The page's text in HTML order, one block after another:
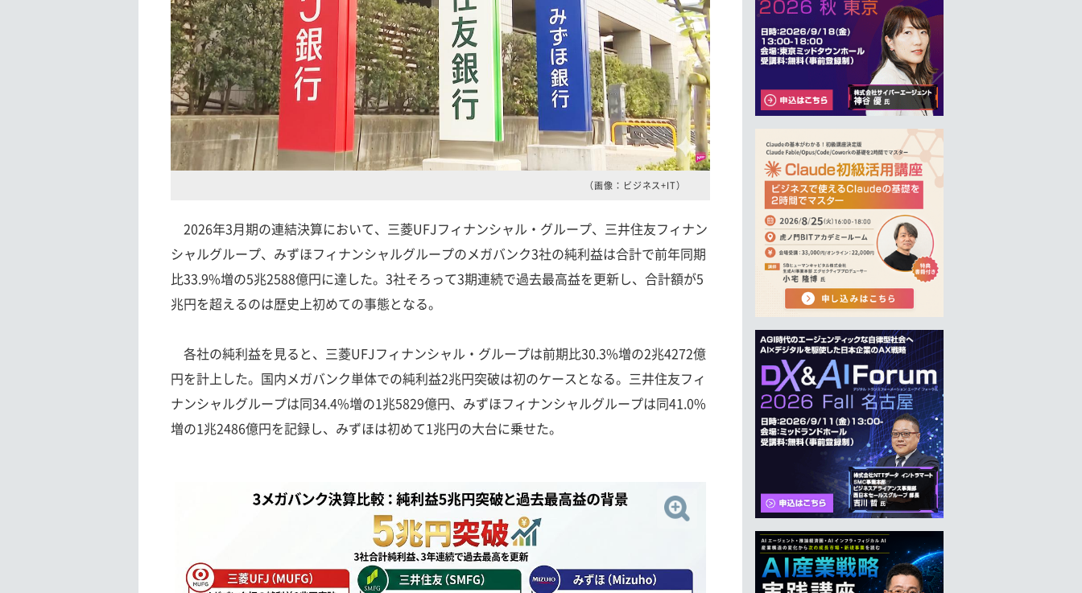
（画像：ビジネス+IT）
2026年3月期の連結決算において、三菱UFJフィナンシャル・グループ、三井住友フィナン
シャルグループ、みずほフィナンシャルグループのメガバンク3社の純利益は合計で前年同期
比33.9%増の5兆2588億円に達した。3社そろって3期連続で過去最高益を更新し、合計額が5
兆円を超えるのは歴史上初めての事態となる。
各社の純利益を見ると、三菱UFJフィナンシャル・グループは前期比30.3%増の2兆4272億
円を計上した。国内メガバンク単体での純利益2兆円突破は初のケースとなる。三井住友フィ
ナンシャルグループは同34.4%増の1兆5829億円、みずほフィナンシャルグループは同41.0%
増の1兆2486億円を記録し、みずほは初めて1兆円の大台に乗せた。